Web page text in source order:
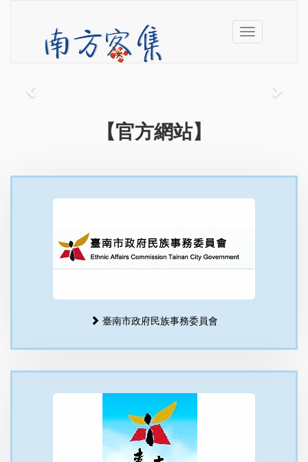
Toggle
navigation
Previous Next
【官方網站】
臺南市政府民族事務委員會